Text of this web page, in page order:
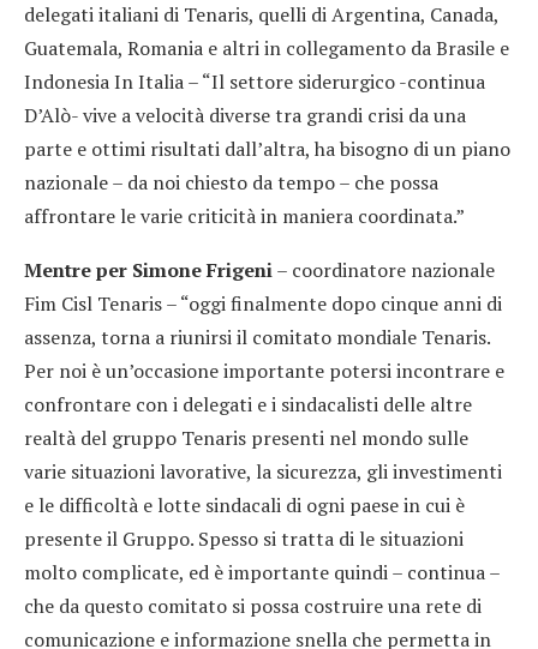
delegati italiani di Tenaris, quelli di Argentina, Canada,
Guatemala, Romania e altri in collegamento da Brasile e
Indonesia In Italia – “Il settore siderurgico -continua
D’Alò- vive a velocità diverse tra grandi crisi da una
parte e ottimi risultati dall’altra, ha bisogno di un piano
nazionale – da noi chiesto da tempo – che possa
affrontare le varie criticità in maniera coordinata.”
Mentre per Simone Frigeni– coordinatore nazionale
Fim Cisl Tenaris – “oggi finalmente dopo cinque anni di
assenza, torna a riunirsi il comitato mondiale Tenaris.
Per noi è un’occasione importante potersi incontrare e
confrontare con i delegati e i sindacalisti delle altre
realtà del gruppo Tenaris presenti nel mondo sulle
varie situazioni lavorative, la sicurezza, gli investimenti
e le difficoltà e lotte sindacali di ogni paese in cui è
presente il Gruppo. Spesso si tratta di le situazioni
molto complicate, ed è importante quindi – continua –
che da questo comitato si possa costruire una rete di
comunicazione e informazione snella che permetta in